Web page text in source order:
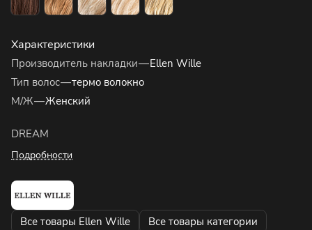
Характеристики
Производитель накладки—Ellen Wille
Тип волос—термо волокно
М/Ж—Женский
DREAM
Подробности
Все товары Ellen Wille Все товары категории